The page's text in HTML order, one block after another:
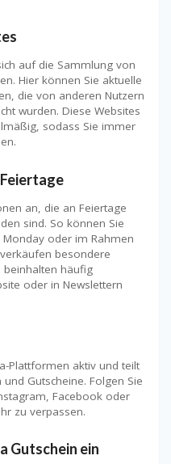
auf die Sammlung von
Hier können Sie aktuelle
die von anderen Nutzern
wurden. Diese Websites
sodass Sie immer
an, die an Feiertage
sind. So können Sie
oder im Rahmen
besondere
beinhalten häufig
oder in Newslettern
Plattformen aktiv und teilt
Gutscheine. Folgen Sie
Facebook oder
zu verpassen.
Gutschein ein